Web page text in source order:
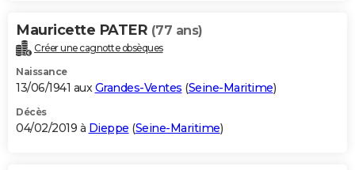
Mauricette PATER (77 ans)
Créer une cagnotte obsèques
Naissance
13/06/1941 auxGrandes-Ventes (Seine-Maritime)
Décès
04/02/2019 à Dieppe (Seine-Maritime)